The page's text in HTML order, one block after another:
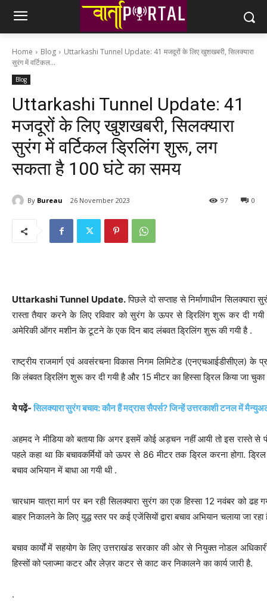
Home Blog
Uttarkashi Tunnel Update: 41 मजदूरों के लिए खुशखबरी, सिलक्यारा
सुरंग में वर्टिकल...
Blog
Uttarkashi Tunnel Update: 41
मजदूरों के लिए खुशखबरी, सिलक्यारा
सुरंग में वर्टिकल ड्रिलिंग शुरू, लग
सकता है 100 घंटे का समय
By Bureau 26 November 2023 0
97
Uttarkashi Tunnel Update.पिछले दो सप्ताह से निर्माणाधीन
रास्ता तैयार करने के लिए रविवार को सुरंग के ऊपर से ड्रिलिंग शुरू कर दी गयी .
अमेरिकी ऑगर मशीन के टूटने के एक दिन बाद लंबवत ड्रिलिंग शुरू की गयी है .
राष्ट्रीय राजमार्ग एवं अवसंरचना विकास निगम लिमिटेड (एनएचआईडीसीएल) के
कि लंबवत ड्रिलिंग शुरू कर दी गयी है और 15 मीटर का हिस्सा ड्रिल किया जा चुका
ये पढ़ें-सिलक्यारा सुरंग बचाव: कौन हैं मद्रास सैपर्स? जिन्हें उत्तरकाशी टनल में
अहमद ने मीडिया को बताया कि अगर इसमें कोई अड़चन नहीं आयी तो इस रास्ते
पहले कहा था कि बचावकर्मियों को ऊपर से 86 मीटर तक ड्रिल करना होगा.
बचाव अभियान में बाधा आ गयी थी .
चारधाम यात्रा मार्ग पर बन रही सिलक्यारा सुरंग का एक हिस्सा 12 नवंबर
बाहर निकालने के लिए युद्ध स्तर पर कई एजेंसियों द्वारा बचाव अभियान चलाया जा रहा
बचाव कार्यों में सहयोग के लिए उत्तराखंड सरकार की ओर से नियुक्त नोडल
हिस्सों को प्लाज्मा कटर और लेज़र कटर से काट कर निकालने का कार्य जारी है.
.